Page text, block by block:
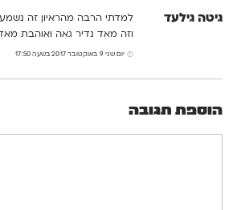
גיטה גילעד
למדתי הרבה מהראיון זה
וזה מאד נדיר גאה ואוהבת
יום שני 9 באוקטובר 2017 בשעה 17:50
הוספת תגובה